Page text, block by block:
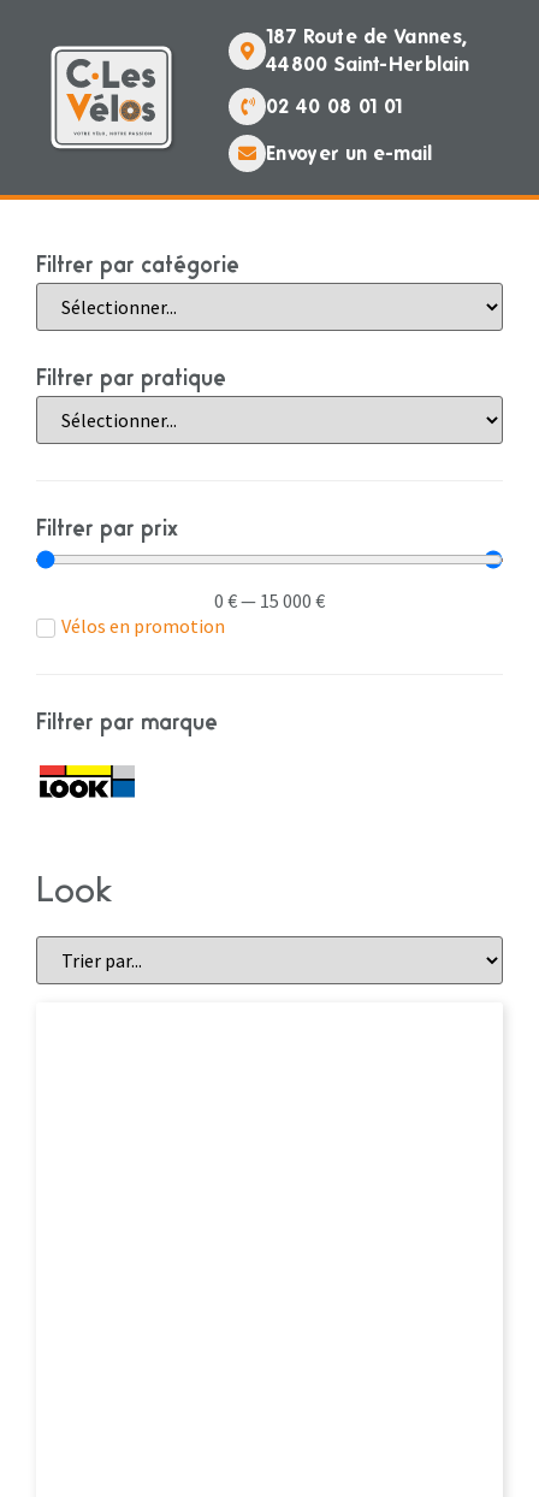
187 Route de Vannes,
44800 Saint-Herblain
02 40 08 01 01
Envoyer un e-mail
Filtrer par catégorie
Filtrer par pratique
Filtrer par prix
0 €— 15 000 €
Vélos en promotion
Filtrer par marque
Look